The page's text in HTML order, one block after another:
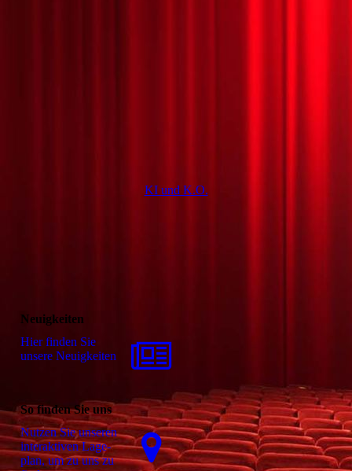
KI und K.O.
Neuigkeiten
Hier finden Sie
unsere Neuigkeiten
So finden Sie uns
Nutzen Sie unseren
interaktiven La­ge­
plan, um zu uns zu